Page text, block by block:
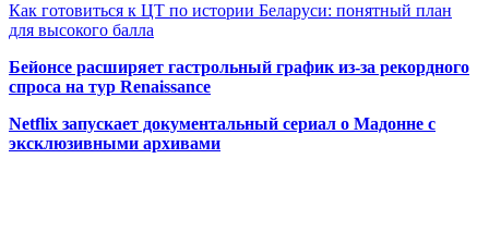
Как готовиться к ЦТ по истории Беларуси: понятный план
для высокого балла
Бейонсе расширяет гастрольный график из-за рекордного
спроса на тур Renaissance
Netflix запускает документальный сериал о Мадонне с
эксклюзивными архивами